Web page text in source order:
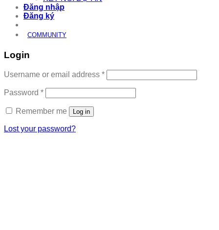
Đăng nhập
Đăng ký
COMMUNITY
Login
Username or email address *Required
Password *Required
Remember me Log in
Lost your password?